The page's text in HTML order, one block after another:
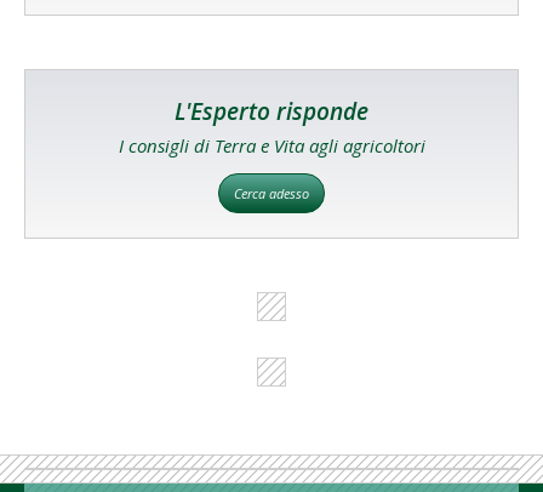
L'Esperto risponde
I consigli di Terra e Vita agli agricoltori
Cerca adesso